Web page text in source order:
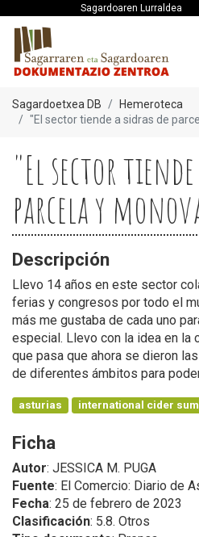
Sagardoaren Lurraldea
Sagardoetxea DB
Hemeroteca
"El sector tiende a sidras de
"El sector
parcela y
Descripción
Llevo 14 años en este sector
ferias y congresos por todo el
más me gustaba de cada uno
especial. Llevo con la idea en la
que pasa que ahora se dieron
de diferentes ámbitos para
asturias international cider
Ficha
Autor: JESSICA M. PUGA
Fuente: El Comercio: Diario de
Fecha: 25 de febrero de 2023
Clasificación: 5.8. Otros